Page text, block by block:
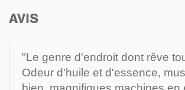
AVIS
"Le genre d'endroit dont rêve
Odeur d'huile et d'essence,